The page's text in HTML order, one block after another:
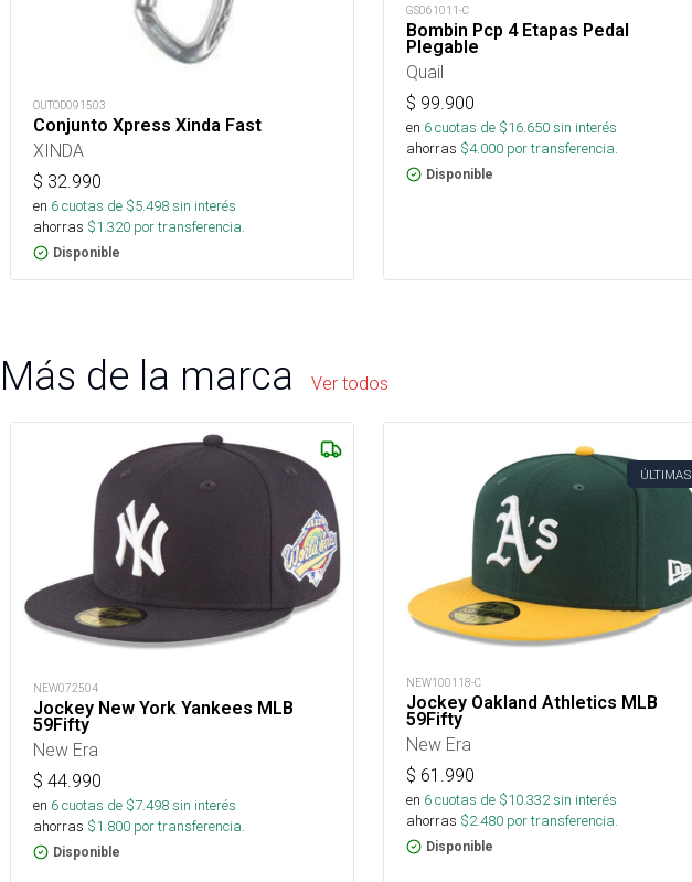
OUTOD091503
Conjunto Xpress Xinda Fast
XINDA
$ 32.990
en 6cuotas de $5.498sin interés
ahorras $1.320 por transferencia.
Disponible
GS061011-C
Bombin Pcp 4 Etapas Pedal
Plegable
Quail
$ 99.900
en 6cuotas de $16.650sin interés
ahorras $4.000 por transferencia.
Disponible
Más de la marca Ver todos
NEW072504
Jockey New York Yankees MLB
59Fifty
New Era
$ 44.990
en 6cuotas de $7.498sin interés
ahorras $1.800 por transferencia.
Disponible
ÚLTIMAS
NEW100118-C
Jockey Oakland Athletics MLB
59Fifty
New Era
$ 61.990
en 6cuotas de $10.332sin interés
ahorras $2.480 por transferencia.
Disponible